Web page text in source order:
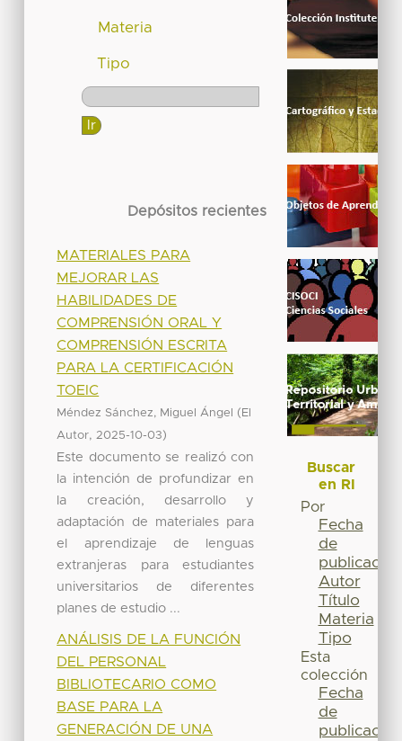
Materia
Tipo
Depósitos recientes
MATERIALES PARA
MEJORAR LAS
HABILIDADES DE
COMPRENSIÓN ORAL Y
COMPRENSIÓN ESCRITA
PARA LA CERTIFICACIÓN
TOEIC
Méndez Sánchez, Miguel Ángel ( El
Autor, 2025-10-03)
Este documento se realizó con
la intención de profundizar en
la creación, desarrollo y
adaptación de materiales para
el aprendizaje de lenguas
extranjeras para estudiantes
universitarios de diferentes
planes de estudio ...
ANÁLISIS DE LA FUNCIÓN
DEL PERSONAL
BIBLIOTECARIO COMO
BASE PARA LA
GENERACIÓN DE UNA
Buscar
en RI
Por
Fecha
de
publicación
Autor
Título
Materia
Tipo
Esta
colección
Fecha
de
publicación